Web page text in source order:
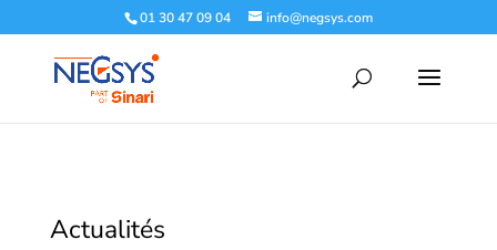
01 30 47 09 04 info@negsys.com
Actualités